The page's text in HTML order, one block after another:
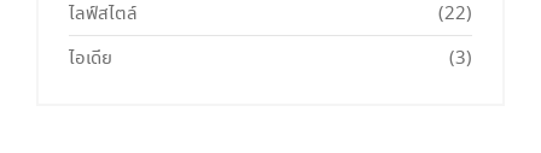
ไลฟ์สไตล์
(22)
ไอเดีย
(3)